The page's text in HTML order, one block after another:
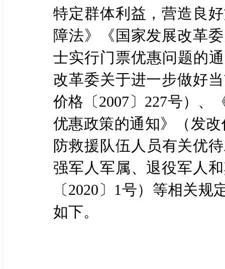
特定群体利益，营造良
障法》《国家发展改革
士实行门票优惠问题的
改革委关于进一步做好
价格〔2007〕227号）、
优惠政策的通知》（发
防救援队伍人员有关优
强军人军属、退役军人
〔2020〕1号）等相关
如下。